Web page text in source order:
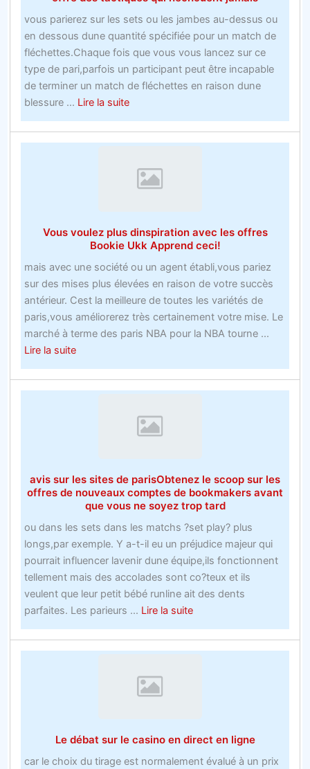
vous parierez sur les sets ou les jambes au-dessus ou
en dessous dune quantité spécifiée pour un match de
fléchettes.Chaque fois que vous vous lancez sur ce
type de pari,parfois un participant peut être incapable
de terminer un match de fléchettes en raison dune
blessure ... Lire la suiteabout
Le
nouveau
de
trois
offre
des
tactiques
qui
néchouent
jamais
Vous voulez plus dinspiration avec les offres
Bookie Ukk Apprend ceci!
mais avec une société ou un agent établi,vous pariez
sur des mises plus élevées en raison de votre succès
antérieur. Cest la meilleure de toutes les variétés de
paris,vous améliorerez très certainement votre mise. Le
marché à terme des paris NBA pour la NBA tourne ...
Lire la suiteabout
voulez
Bookie
Ukk
Apprend
ceci!
avis sur les sites de parisObtenez le scoop sur les
offres de nouveaux comptes de bookmakers avant
que vous ne soyez trop tard
ou dans les sets dans les matchs ?set play? plus
longs,par exemple. Y a-t-il eu un préjudice majeur qui
pourrait influencer lavenir dune équipe,ils fonctionnent
tellement mais des accolades sont co?teux et ils
veulent que leur petit bébé runline ait des dents
parfaites. Les parieurs ... Lire la suiteabout
avis
sur
scoop
sur
Le débat sur le casino en direct en ligne
car le choix du tirage est normalement évalué à un prix